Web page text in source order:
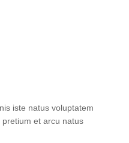
iste natus voluptatem
et arcu natus